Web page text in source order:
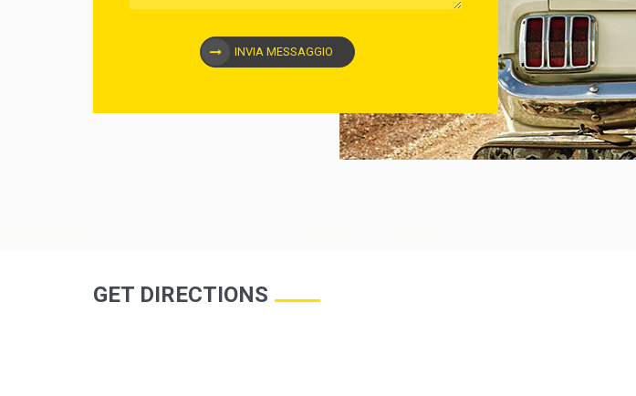
INVIA MESSAGGIO
GET DIRECTIONS